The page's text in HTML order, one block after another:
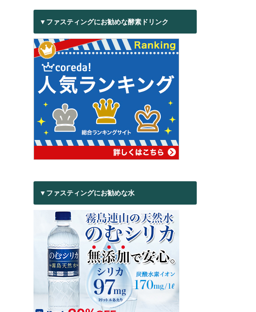
▼ファスティングにお勧めな酵素ドリンク
▼ファスティングにお勧めな水